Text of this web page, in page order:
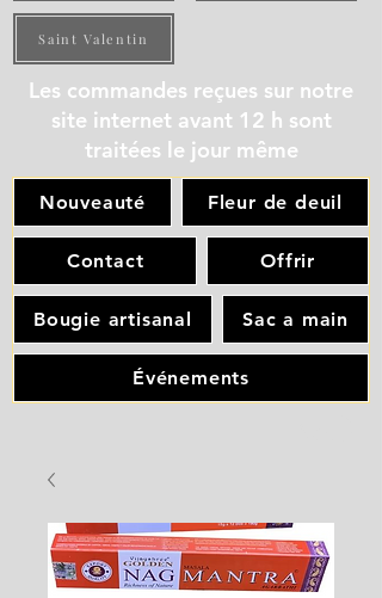
Saint Valentin
Les commandes reçues sur notre
site internet avant 12 h sont
traitées le jour même
Nouveauté Fleur de deuil
Contact Offrir
Bougie artisanal Sac a main
Événements